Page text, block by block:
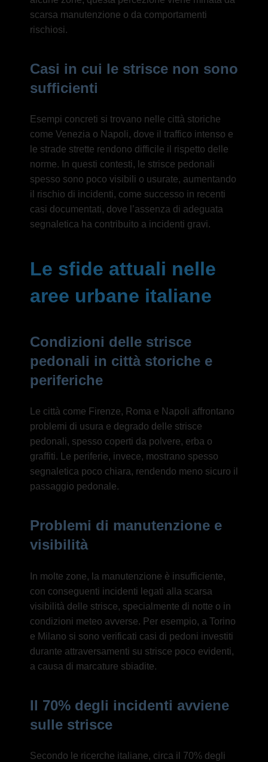
scarsa manutenzione o da comportamenti
rischiosi.
Casi in cui le strisce non sono
sufficienti
Esempi concreti si trovano nelle città storiche
come Venezia o Napoli, dove il traffico intenso e
le strade strette rendono difficile il rispetto delle
norme. In questi contesti, le strisce pedonali
spesso sono poco visibili o usurate, aumentando
il rischio di incidenti, come successo in recenti
casi documentati, dove l’assenza di adeguata
segnaletica ha contribuito a incidenti gravi.
Le sfide attuali nelle
aree urbane italiane
Condizioni delle strisce
pedonali in città storiche e
periferiche
Le città come Firenze, Roma e Napoli affrontano
problemi di usura e degrado delle strisce
pedonali, spesso coperti da polvere, erba o
graffiti. Le periferie, invece, mostrano spesso
segnaletica poco chiara, rendendo meno sicuro il
passaggio pedonale.
Problemi di manutenzione e
visibilità
In molte zone, la manutenzione è insufficiente,
con conseguenti incidenti legati alla scarsa
visibilità delle strisce, specialmente di notte o in
condizioni meteo avverse. Per esempio, a Torino
e Milano si sono verificati casi di pedoni investiti
durante attraversamenti su strisce poco evidenti,
a causa di marcature sbiadite.
Il 70% degli incidenti avviene
sulle strisce
Secondo le ricerche italiane, circa il 70% degli